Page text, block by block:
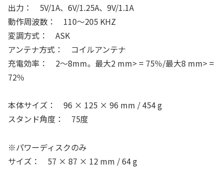
出力： 5V/1A、6V/1.25A、9V/1.1A
動作周波数： 110～205 KHZ
変調方式： ASK
アンテナ方式： コイルアンテナ
充電効率： 2～8mm。最大2 mm> = 75％/最大8 mm> =
72％
本体サイズ： 96 × 125 × 96 mm / 454 g
スタンド角度： 75度
※パワーディスクのみ
サイズ： 57 × 87 × 12 mm / 64 g